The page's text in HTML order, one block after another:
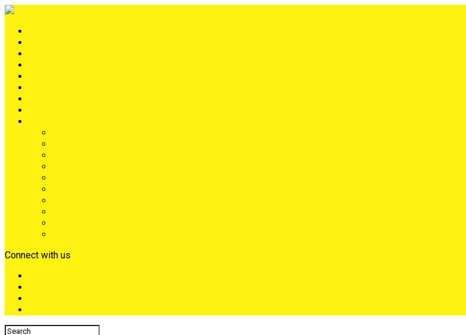
Connect with us